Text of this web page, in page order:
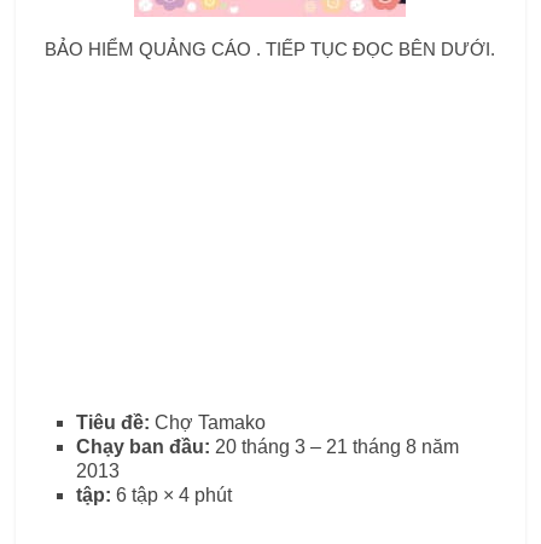
BẢO HIỂM QUẢNG CÁO . TIẾP TỤC ĐỌC BÊN DƯỚI.
Tiêu đề:Chợ Tamako
Chạy ban đầu: 20 tháng 3 – 21 tháng 8 năm
2013
tập:6 tập × 4 phút